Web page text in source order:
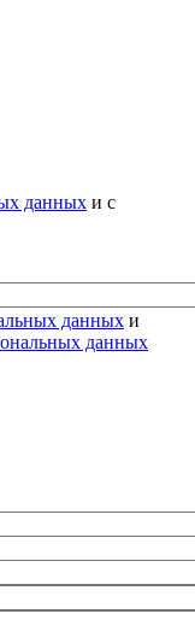
данных и с
данных и
данных